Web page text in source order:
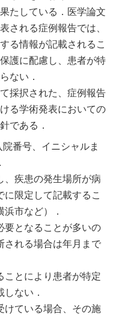
たしている．医学論文
される症例報告では、
る情報が記載されるこ
護に配慮し、患者が特
ない．
採択された、症例報告
る学術発表においての
である．
番号、イニシャルま
、疾患の発生場所が病
限定して記載するこ
市など）．
要となることが多いの
される場合は年月まで
ことにより患者が特定
ない．
けている場合、その施